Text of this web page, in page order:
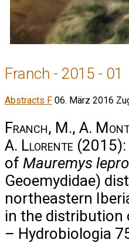
Franch - 2015 - 01
Abstracts F 06. März 2016
Franch, M., A.
A. Llorente
of Mauremys
Geoemydidae)
northeastern
in the distribution
– Hydrobiologia